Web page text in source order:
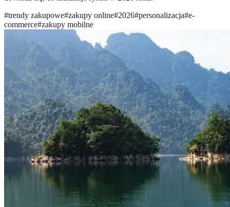
#trendy zakupowe#zakupy online#2026#personalizacja#e-
commerce#zakupy mobilne